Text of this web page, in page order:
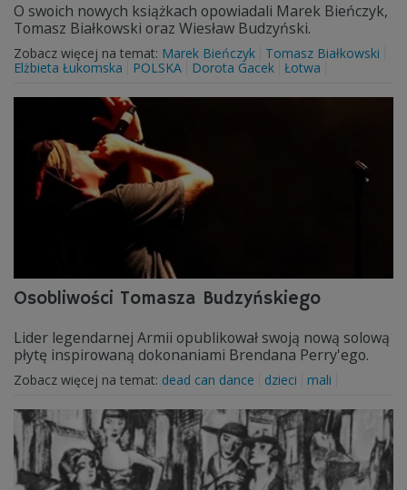
O swoich nowych książkach opowiadali Marek Bieńczyk,
Tomasz Białkowski oraz Wiesław Budzyński.
Zobacz więcej na temat: Marek Bieńczyk
Tomasz Białkowski
Elżbieta Łukomska
POLSKA Dorota Gacek Łotwa
Osobliwości Tomasza Budzyńskiego
Lider legendarnej Armii opublikował swoją nową solową
płytę inspirowaną dokonaniami Brendana Perry'ego.
Zobacz więcej na temat: dead can dance dzieci mali